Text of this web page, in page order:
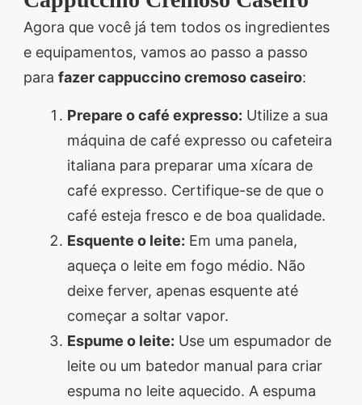
Agora que você já tem todos os ingredientes
e equipamentos, vamos ao passo a passo
para fazer cappuccino cremoso caseiro:
Prepare o café expresso: Utilize a sua
máquina de café expresso ou cafeteira
italiana para preparar uma xícara de
café expresso. Certifique-se de que o
café esteja fresco e de boa qualidade.
Esquente o leite: Em uma panela,
aqueça o leite em fogo médio. Não
deixe ferver, apenas esquente até
começar a soltar vapor.
Espume o leite: Use um espumador de
leite ou um batedor manual para criar
espuma no leite aquecido. A espuma